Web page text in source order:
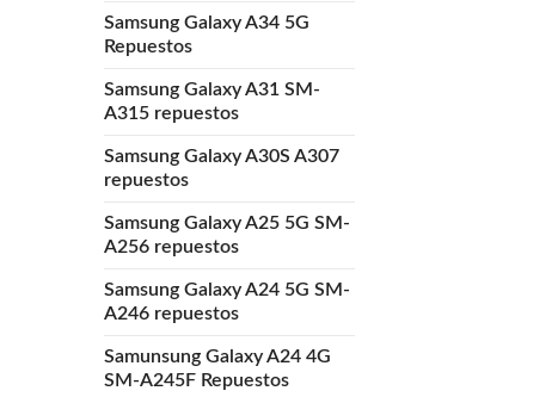
Samsung Galaxy A34 5G
Repuestos
Samsung Galaxy A31 SM-
A315 repuestos
Samsung Galaxy A30S A307
repuestos
Samsung Galaxy A25 5G SM-
A256 repuestos
Samsung Galaxy A24 5G SM-
A246 repuestos
Samunsung Galaxy A24 4G
SM-A245F Repuestos